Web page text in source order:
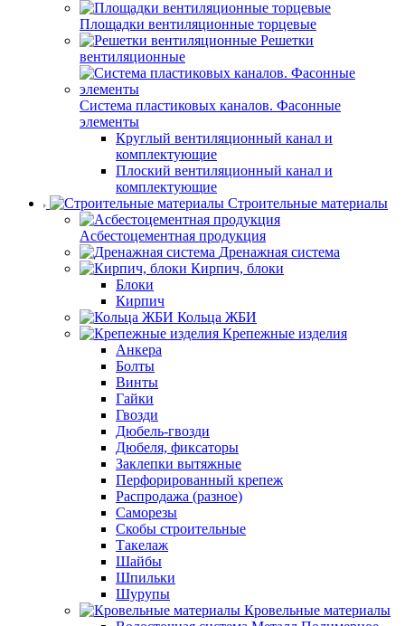
Площадки вентиляционные торцевые
Решетки
вентиляционные
Система пластиковых каналов. Фасонные
элементы
Круглый вентиляционный канал и
комплектующие
Плоский вентиляционный канал и
комплектующие
Строительные материалы
Асбестоцементная продукция
Дренажная система
Кирпич, блоки
Блоки
Кирпич
Кольца ЖБИ
Крепежные изделия
Анкера
Болты
Винты
Гайки
Гвозди
Дюбель-гвозди
Дюбеля, фиксаторы
Заклепки вытяжные
Перфорированный крепеж
Распродажа (разное)
Саморезы
Скобы строительные
Такелаж
Шайбы
Шпильки
Шурупы
Кровельные материалы